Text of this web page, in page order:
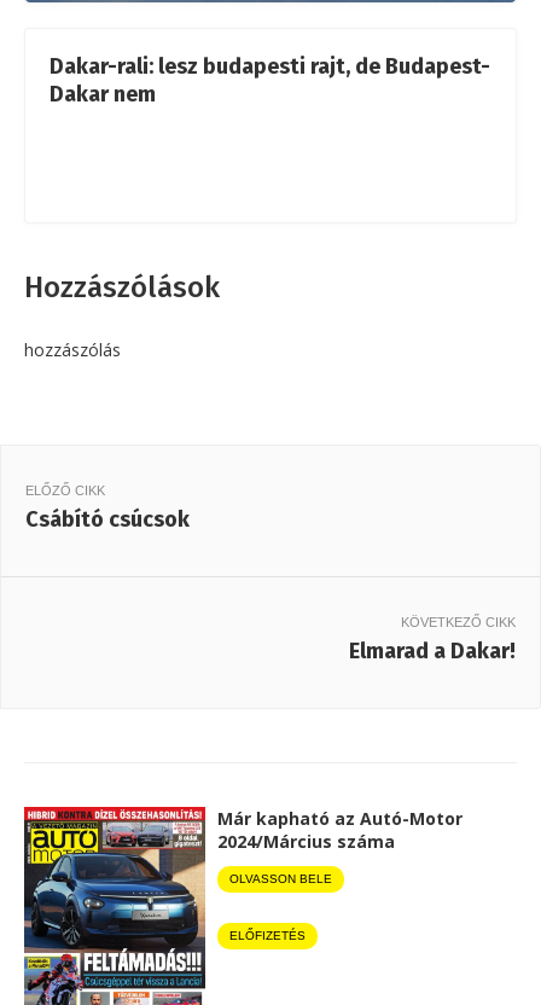
Dakar-rali: lesz budapesti rajt, de Budapest-
Dakar nem
Hozzászólások
hozzászólás
ELŐZŐ CIKK
Csábító csúcsok
KÖVETKEZŐ CIKK
Elmarad a Dakar!
Már kapható az Autó-Motor
2024/Március száma
OLVASSON BELE
ELŐFIZETÉS